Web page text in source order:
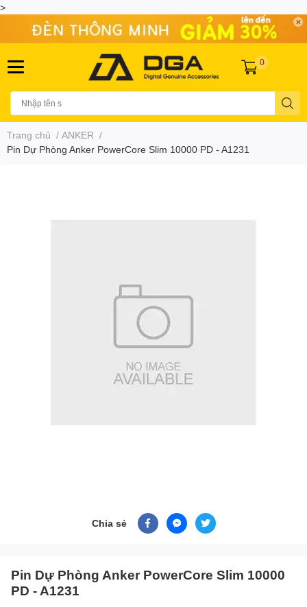
>
0
Trang chủ / ANKER /
Pin Dự Phòng Anker PowerCore Slim 10000 PD - A1231
Chia sẻ
Pin Dự Phòng Anker PowerCore Slim 10000
PD - A1231